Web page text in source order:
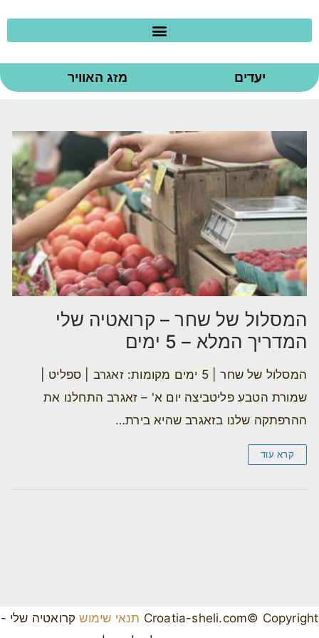
יעדים מזג האוויר
המסלול של שחר – קרואטיה שלי
המדריך המלא – 5 ימים
המסלול של שחר | 5 ימים מקומות: זאגרב | ספליט |
שמורת הטבע פליטביצה יום א' – זאגרב התחלנו את
ההרפתקה שלנו בזאגרב שהיא בירת…
קרא עוד
Croatia-sheli.com© Copyright תנאי שימוש קרואטיה שלי -